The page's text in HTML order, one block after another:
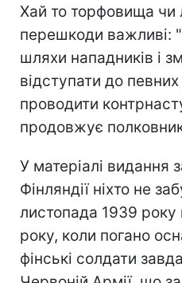
Хай то торфовища чи
перешкоди важливі:
шляхи нападників і
відступати до
проводити
продовжує
У матеріалі видання
Фінляндії ніхто не
листопада 1939 року
року, коли погано
фінські солдати